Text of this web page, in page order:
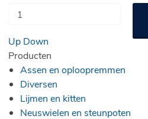
Up Down
Producten
Assen en oploopremmen
Diversen
Lijmen en kitten
Neuswielen en steunpoten